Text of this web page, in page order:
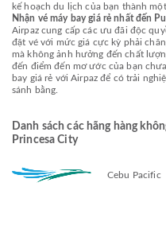
kế hoạch du lịch của bạn thành
Nhận vé máy bay giá rẻ nhất đến
Airpaz cung cấp các ưu đãi độc
đặt vé với mức giá cực kỳ phải
mà không ảnh hưởng đến chất
đến điểm đến mơ ước của bạn
bay giá rẻ với Airpaz để có trải
sánh bằng.
Danh sách các hãng hàng
Princesa City
Cebu Pacific